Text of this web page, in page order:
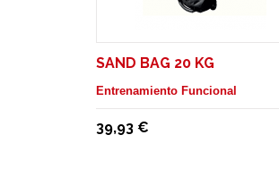
SAND BAG 20 KG
Entrenamiento Funcional
39,93 €